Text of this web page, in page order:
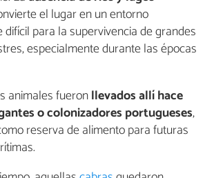
el lugar en un entorno
para la supervivencia de grandes
especialmente durante las épocas
animales fueronllevados allí hace
o colonizadores portugueses,
reserva de alimento para futuras